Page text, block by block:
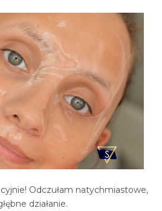
Odczułam natychmiastowe,
działanie.